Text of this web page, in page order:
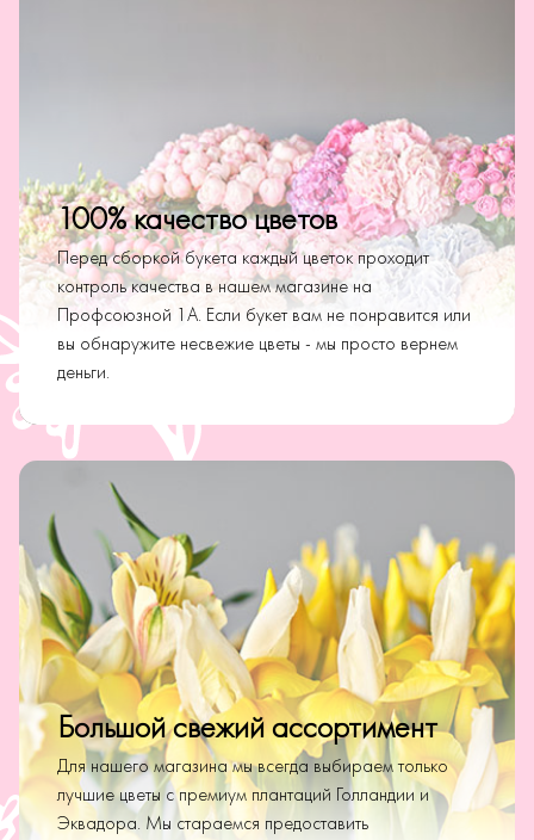
100% качество цветов
Перед сборкой букета каждый цветок проходит
контроль качества в нашем магазине на
Профсоюзной 1А. Если букет вам не понравится или
вы обнаружите несвежие цветы - мы просто вернем
деньги.
Большой свежий ассортимент
Для нашего магазина мы всегда выбираем только
лучшие цветы с премиум плантаций Голландии и
Эквадора. Мы стараемся предоставить